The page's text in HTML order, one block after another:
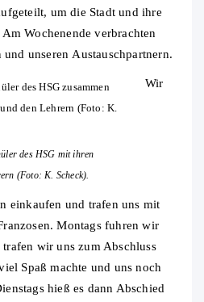
um die Stadt und ihre
Wochenende verbrachten
unseren Austauschpartnern.
des HSG mit ihren
(Foto: K. Scheck).
Wir
einkaufen und trafen uns mit
Montags fuhren wir
wir uns zum Abschluss
Spaß machte und uns noch
hieß es dann Abschied